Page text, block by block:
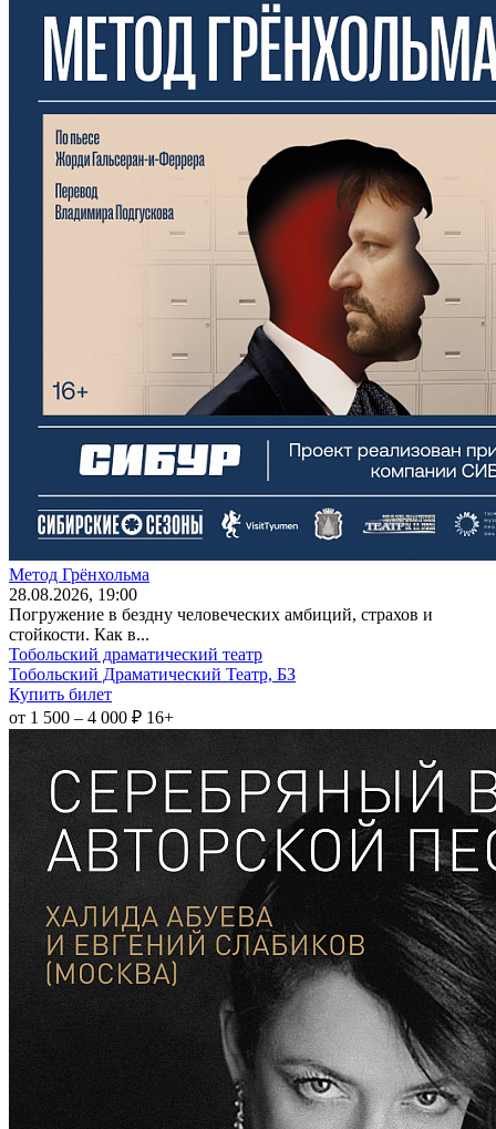
Метод Грёнхольма
28.08.2026, 19:00
Погружение в бездну человеческих амбиций, страхов и
стойкости. Как в...
Тобольский драматический театр
Тобольский Драматический Театр, БЗ
Купить билет
от 1 500 – 4 000 ₽ 16+